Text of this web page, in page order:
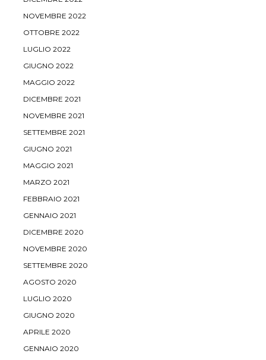
NOVEMBRE 2022
OTTOBRE 2022
LUGLIO 2022
GIUGNO 2022
MAGGIO 2022
DICEMBRE 2021
NOVEMBRE 2021
SETTEMBRE 2021
GIUGNO 2021
MAGGIO 2021
MARZO 2021
FEBBRAIO 2021
GENNAIO 2021
DICEMBRE 2020
NOVEMBRE 2020
SETTEMBRE 2020
AGOSTO 2020
LUGLIO 2020
GIUGNO 2020
APRILE 2020
GENNAIO 2020